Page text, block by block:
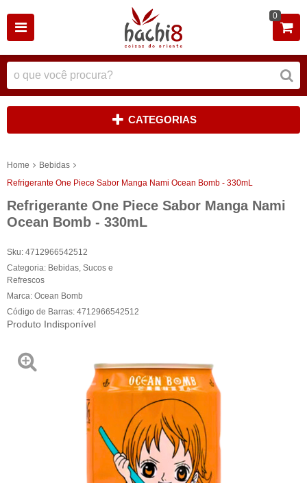
0
CATEGORIAS
Home
Bebidas
Refrigerante One Piece Sabor Manga Nami Ocean Bomb - 330mL
Refrigerante One Piece Sabor Manga Nami
Ocean Bomb - 330mL
Sku: 4712966542512
Categoria: Bebidas Sucos e
Refrescos
Marca: Ocean Bomb
Código de Barras: 4712966542512
Produto Indisponível